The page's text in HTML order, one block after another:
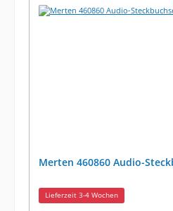
Merten 460860 Audio-
Lieferzeit 3-4 Wochen